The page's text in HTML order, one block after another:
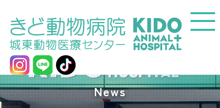
へ
ス
キ
城
東
News